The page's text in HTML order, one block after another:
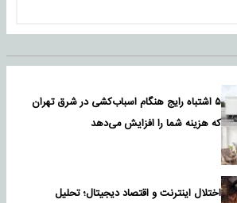
۵ اشتباه رایج هنگام اسباب‌کشی در شرق تهران
که هزینه شما را افزایش می‌دهد
اختلال اینترنت و اقتصاد دیجیتال؛ تحلیل